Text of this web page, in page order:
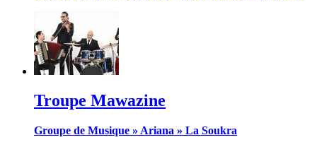
Troupe Mawazine
Groupe de Musique » Ariana » La Soukra